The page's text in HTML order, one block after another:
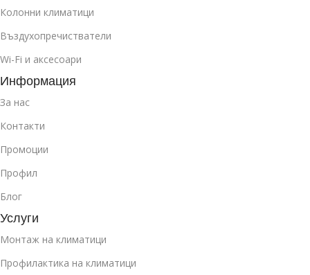
Колонни климатици
Въздухопречистватели
Wi-Fi и аксесоари
Информация
За нас
Контакти
Промоции
Профил
Блог
Услуги
Монтаж на климатици
Профилактика на климатици